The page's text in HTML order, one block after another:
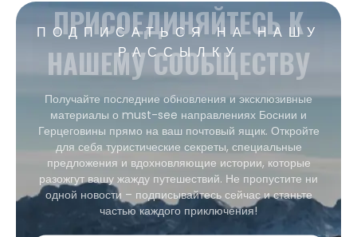
ПОДПИСАТЬСЯ НА НАШУ
РАССЫЛКУ
ПРИСОЕДИНЯЙТЕСЬ К
НАШЕМУ СООБЩЕСТВУ
Получайте последние обновления и эксклюзивные
материалы о must-see направлениях Боснии и
Герцеговины прямо на ваш почтовый ящик. Откройте
для себя туристические секреты, специальные
предложения и вдохновляющие истории, которые
разожгут вашу жажду путешествий. Не пропустите ни
одной новости – подписывайтесь сейчас и станьте
частью каждого приключения!